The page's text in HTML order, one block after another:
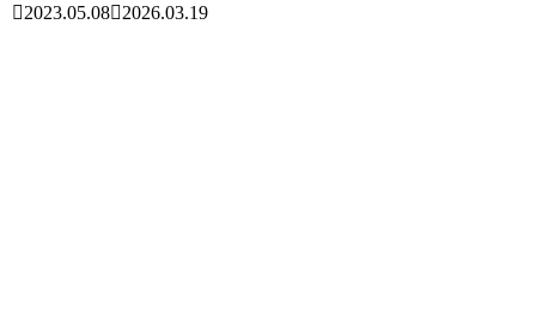
2023.05.08 2026.03.19